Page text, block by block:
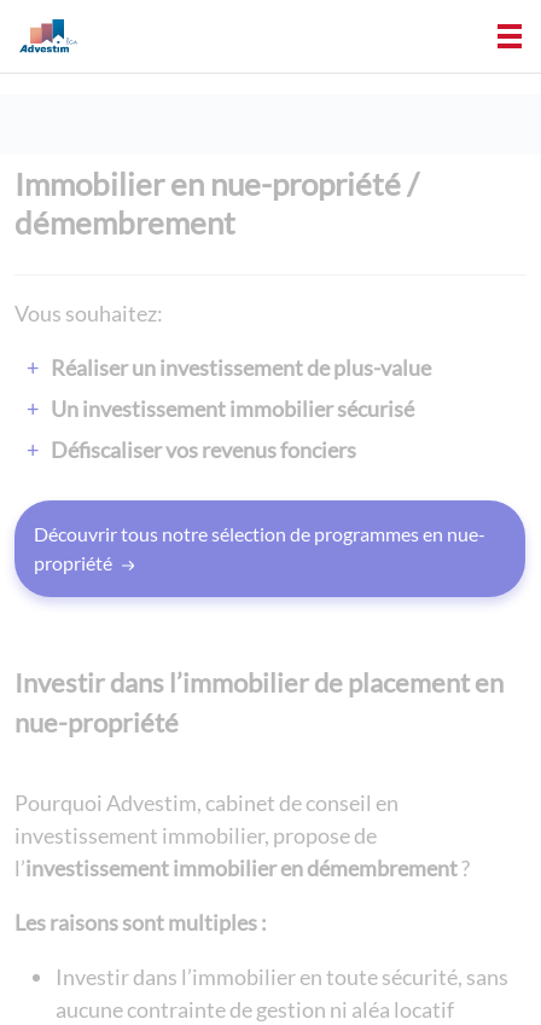
Immobilier en nue-propriété /
démembrement
Vous souhaitez:
Réaliser un investissement de plus-value
Un investissement immobilier sécurisé
Défiscaliser vos revenus fonciers
Découvrir tous notre sélection de programmes en nue-
propriété
Investir dans l’immobilier de placement en
nue-propriété
Pourquoi Advestim, cabinet de conseil en
investissement immobilier, propose de
l’investissement immobilier en démembrement?
Les raisons sont multiples :
Investir dans l’immobilier en toute sécurité, sans
aucune contrainte de gestion ni aléa locatif